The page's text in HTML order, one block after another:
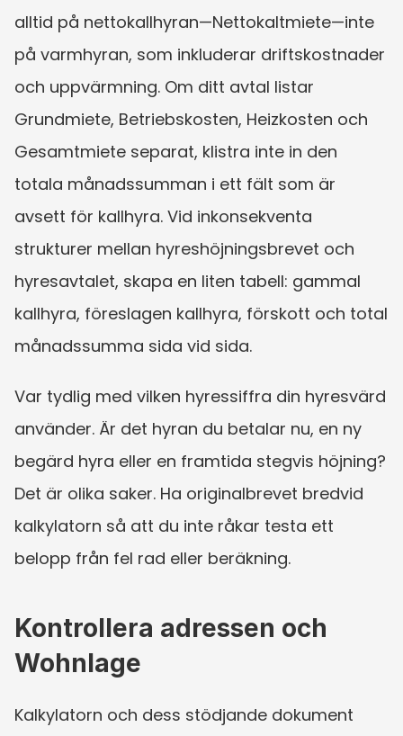
alltid på nettokallhyran—Nettokaltmiete—inte
på varmhyran, som inkluderar driftskostnader
och uppvärmning. Om ditt avtal listar
Grundmiete, Betriebskosten, Heizkosten och
Gesamtmiete separat, klistra inte in den
totala månadssumman i ett fält som är
avsett för kallhyra. Vid inkonsekventa
strukturer mellan hyreshöjningsbrevet och
hyresavtalet, skapa en liten tabell: gammal
kallhyra, föreslagen kallhyra, förskott och total
månadssumma sida vid sida.
Var tydlig med vilken hyressiffra din hyresvärd
använder. Är det hyran du betalar nu, en ny
begärd hyra eller en framtida stegvis höjning?
Det är olika saker. Ha originalbrevet bredvid
kalkylatorn så att du inte råkar testa ett
belopp från fel rad eller beräkning.
Kontrollera adressen och
Wohnlage
Kalkylatorn och dess stödjande dokument